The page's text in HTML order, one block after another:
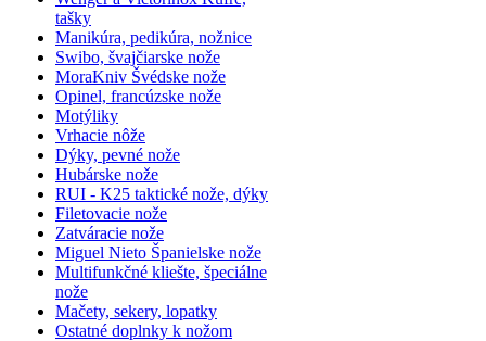
tašky
Manikúra, pedikúra, nožnice
Swibo, švajčiarske nože
MoraKniv Švédske nože
Opinel, francúzske nože
Motýliky
Vrhacie nôže
Dýky, pevné nože
Hubárske nože
RUI - K25 taktické nože, dýky
Filetovacie nože
Zatváracie nože
Miguel Nieto Španielske nože
Multifunkčné kliešte, špeciálne
nože
Mačety, sekery, lopatky
Ostatné doplnky k nožom